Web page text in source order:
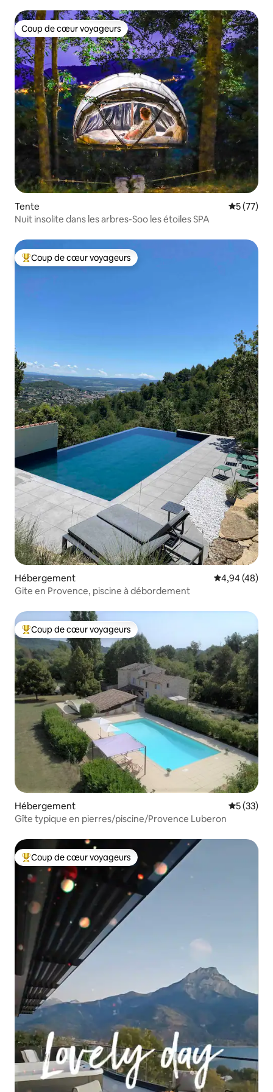
Coup de cœur voyageurs
Coup de cœur voyageurs
Tente
5 (77)
Nuit insolite dans les arbres-Soo les étoiles SPA
Coups de cœur voyageurs les plus appréciés
Coup de cœur voyageurs
Hébergement Évaluation
4,94 (48)
Gite en Provence, piscine à débordement
Coups de cœur voyageurs les plus appréciés
Coup de cœur voyageurs
Hébergement
5 (33)
Gîte typique en pierres/piscine/Provence Luberon
Coups de cœur voyageurs les plus appréciés
Coup de cœur voyageurs